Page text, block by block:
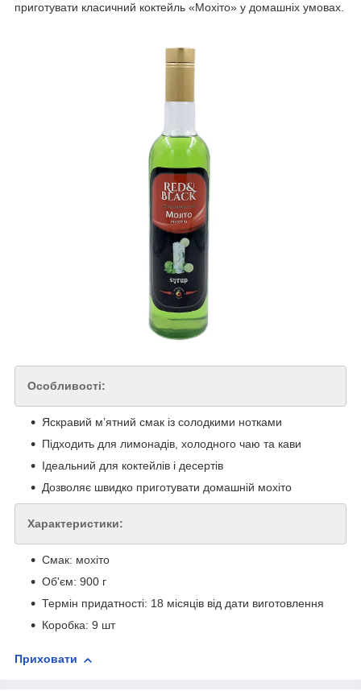
приготувати класичний коктейль «Мохіто» у домашніх умовах.
Особливості:
Яскравий м’ятний смак із солодкими нотками
Підходить для лимонадів, холодного чаю та кави
Ідеальний для коктейлів і десертів
Дозволяє швидко приготувати домашній мохіто
Характеристики:
Смак: мохіто
Об'єм: 900 г
Термін придатності: 18 місяців від дати виготовлення
Коробка: 9 шт
Приховати